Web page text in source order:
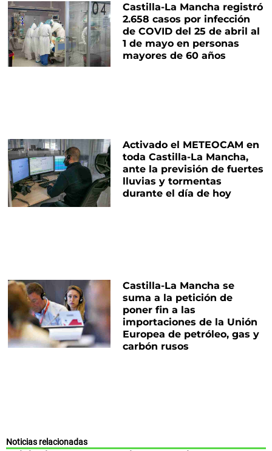
Castilla-La Mancha registró
2.658 casos por infección
de COVID del 25 de abril al
1 de mayo en personas
mayores de 60 años
Activado el METEOCAM en
toda Castilla-La Mancha,
ante la previsión de fuertes
lluvias y tormentas
durante el día de hoy
Castilla-La Mancha se
suma a la petición de
poner fin a las
importaciones de la Unión
Europea de petróleo, gas y
carbón rusos
Noticias relacionadas